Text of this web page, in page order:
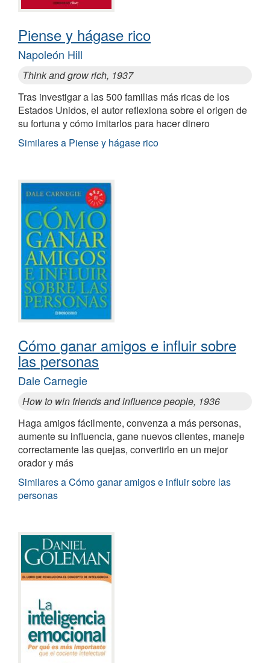
Piense y hágase rico
Napoleón Hill
Think and grow rich, 1937
Tras investigar a las 500 familias más ricas de los
Estados Unidos, el autor reflexiona sobre el origen de
su fortuna y cómo imitarlos para hacer dinero
Similares a Piense y hágase rico
Cómo ganar amigos e influir sobre
las personas
Dale Carnegie
How to win friends and influence people, 1936
Haga amigos fácilmente, convenza a más personas,
aumente su influencia, gane nuevos clientes, maneje
correctamente las quejas, convertirlo en un mejor
orador y más
Similares a Cómo ganar amigos e influir sobre las
personas